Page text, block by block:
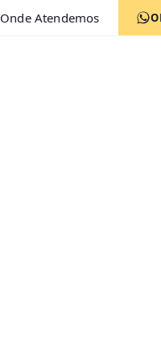
Onde Atendemos